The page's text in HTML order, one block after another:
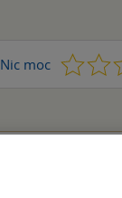
Nic moc 1 2 3 4